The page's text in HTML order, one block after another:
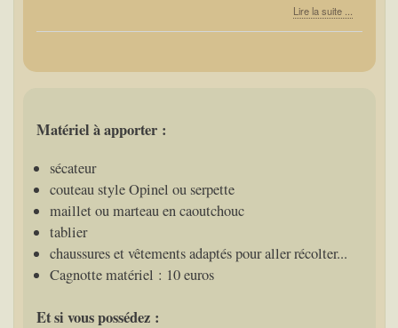
Lire la suite ...
Matériel à apporter :
sécateur
couteau style Opinel ou serpette
maillet ou marteau en caoutchouc
tablier
chaussures et vêtements adaptés pour aller récolter...
Cagnotte matériel : 10 euros
Et si vous possédez :